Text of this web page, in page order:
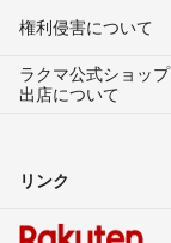
権利侵害について
ラクマ公式ショップ
出店について
リンク